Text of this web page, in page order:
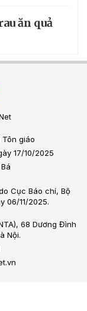
ăn quả
giáo
17/10/2025
Cục Báo chí, Bộ
06/11/2025.
68 Dương Đình
Nội.